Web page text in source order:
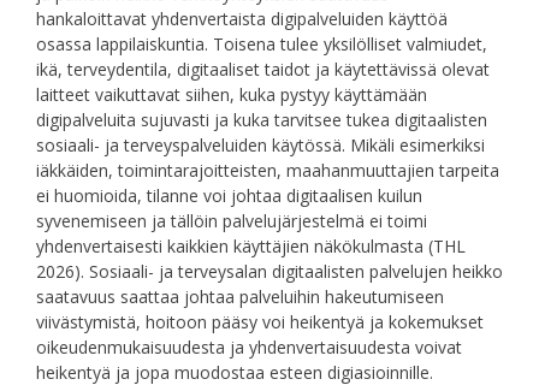
hankaloittavat yhdenvertaista digipalveluiden käyttöä
osassa lappilaiskuntia. Toisena tulee yksilölliset valmiudet,
ikä, terveydentila, digitaaliset taidot ja käytettävissä olevat
laitteet vaikuttavat siihen, kuka pystyy käyttämään
digipalveluita sujuvasti ja kuka tarvitsee tukea digitaalisten
sosiaali- ja terveyspalveluiden käytössä. Mikäli esimerkiksi
iäkkäiden, toimintarajoitteisten, maahanmuuttajien tarpeita
ei huomioida, tilanne voi johtaa digitaalisen kuilun
syvenemiseen ja tällöin palvelujärjestelmä ei toimi
yhdenvertaisesti kaikkien käyttäjien näkökulmasta (THL
2026). Sosiaali- ja terveysalan digitaalisten palvelujen heikko
saatavuus saattaa johtaa palveluihin hakeutumiseen
viivästymistä, hoitoon pääsy voi heikentyä ja kokemukset
oikeudenmukaisuudesta ja yhdenvertaisuudesta voivat
heikentyä ja jopa muodostaa esteen digiasioinnille.